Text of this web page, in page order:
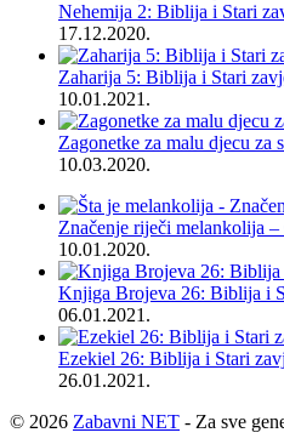
Nehemija 2: Biblija i Stari
17.12.2020.
Zaharija 5: Biblija i Stari
10.01.2021.
Zagonetke za malu djecu za
10.03.2020.
Značenje riječi melankolija
10.01.2020.
Knjiga Brojeva 26: Biblija i
06.01.2021.
Ezekiel 26: Biblija i Stari
26.01.2021.
© 2026 Zabavni NET - Za sve